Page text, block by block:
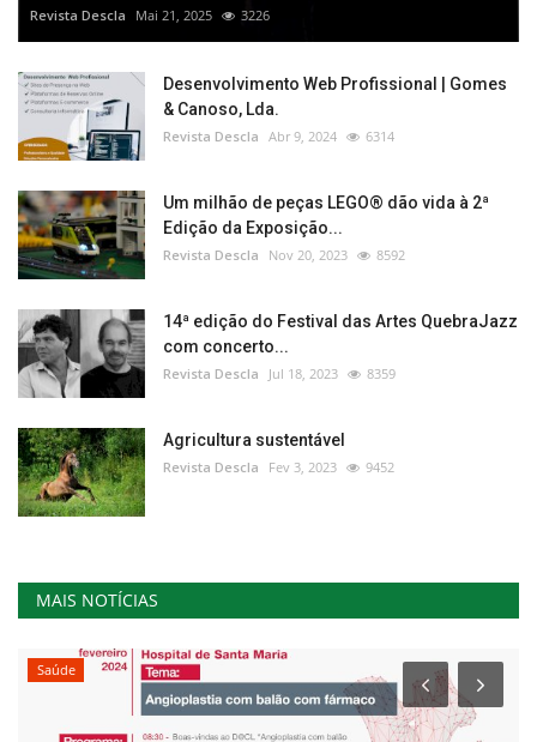
Revista Descla Mai 21, 2025 3226
Desenvolvimento Web Profissional | Gomes
& Canoso, Lda.
Revista Descla Abr 9, 2024 6314
Um milhão de peças LEGO® dão vida à 2ª
Edição da Exposição...
Revista Descla Nov 20, 2023 8592
14ª edição do Festival das Artes QuebraJazz
com concerto...
Revista Descla Jul 18, 2023 8359
Agricultura sustentável
Revista Descla Fev 3, 2023 9452
MAIS NOTÍCIAS
Saúde